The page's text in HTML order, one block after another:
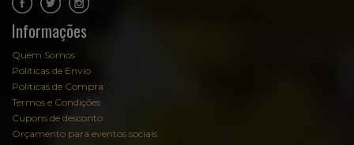
Informações
Quem Somos
Políticas de Envio
Políticas de Compra
Termos e Condições
Cupons de desconto
Orçamento para eventos sociais